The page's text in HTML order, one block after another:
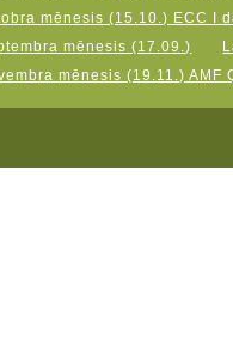
mēnesis (15.10.) ECC I
mēnesis (17.09.)
mēnesis (19.11.) AMF